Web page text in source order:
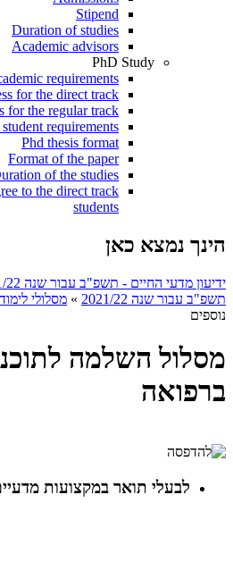
Stipend
Duration of studies
Academic advisors
PhD Study
requirements
for the direct track
for the regular track
requirements
Phd thesis format
Format of the paper
of the studies
to the direct track
students
הינך נמצא כאן
ידיעון מדעי החיים - תשפ"ב עבור שנה 2021/22
תשפ"ב עבור שנה 2021/22
» מסלולי
נוספים
ברפואה
לבעלי תואר במקצועות